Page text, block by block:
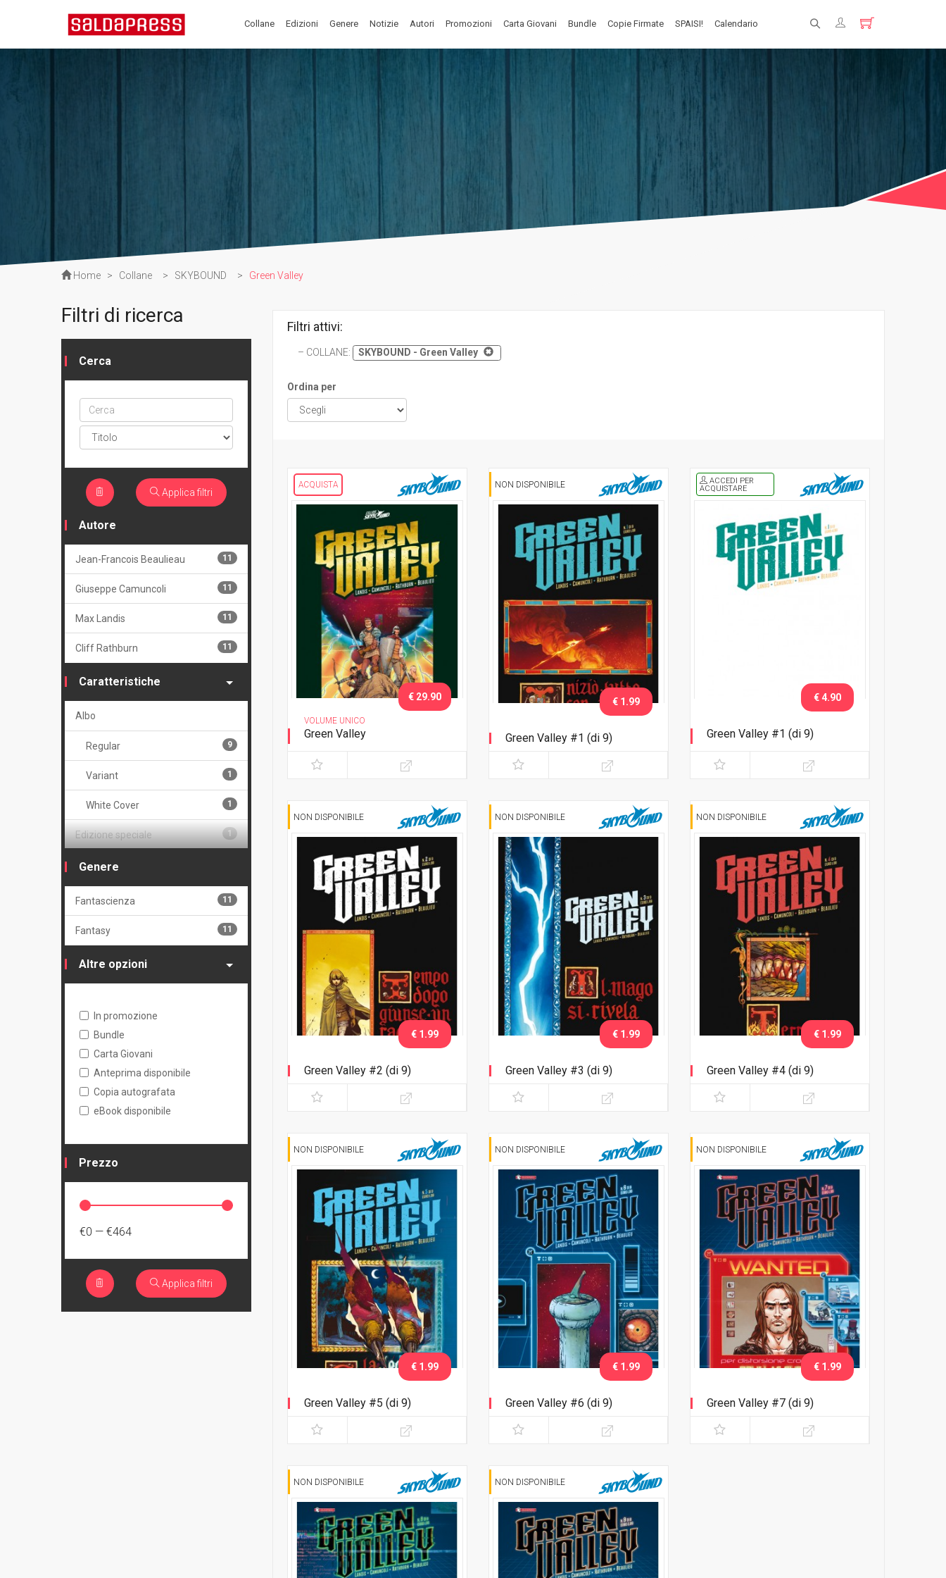
Collane Edizioni Genere Notizie Autori Promozioni Carta Giovani Bundle Copie Firmate SPAISI! Calendario
Home > Collane > SKYBOUND > Green Valley
Filtri attivi:
COLLANE: SKYBOUND - Green Valley
Ordina per
ACQUISTA
VOLUME UNICO
Green Valley
€ 29.90
NON DISPONIBILE
Green Valley #1 (di 9)
€ 1.99
ACCEDI PER
ACQUISTARE
Green Valley #1 (di 9)
€ 4.90
NON DISPONIBILE
Green Valley #2 (di 9)
€ 1.99
NON DISPONIBILE
Green Valley #3 (di 9)
€ 1.99
NON DISPONIBILE
Green Valley #4 (di 9)
€ 1.99
NON DISPONIBILE
Green Valley #5 (di 9)
€ 1.99
NON DISPONIBILE
Green Valley #6 (di 9)
€ 1.99
NON DISPONIBILE
Green Valley #7 (di 9)
€ 1.99
NON DISPONIBILE NON DISPONIBILE
Filtri di ricerca
Cerca
Cerca
ptype
Applica filtri
Autore
Jean-Francois Beaulieau 11
Giuseppe Camuncoli 11
Max Landis 11
Cliff Rathburn 11
Caratteristiche
Albo
Regular 9
Variant 1
White Cover 1
Edizione speciale 1
Edizione limitata
Serie 10
Volume
Volume unico 1
Genere
Fantascienza 11
Fantasy 11
Altre opzioni
In promozione
Bundle
Carta Giovani
Anteprima disponibile
Copia autografata
eBook disponibile
Prezzo
€0 — €464
Applica filtri